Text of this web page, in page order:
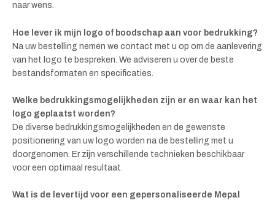
naar wens.
Hoe lever ik mijn logo of boodschap aan voor bedrukking?
Na uw bestelling nemen we contact met u op om de aanlevering
van het logo te bespreken. We adviseren u over de beste
bestandsformaten en specificaties.
Welke bedrukkingsmogelijkheden zijn er en waar kan het
logo geplaatst worden?
De diverse bedrukkingsmogelijkheden en de gewenste
positionering van uw logo worden na de bestelling met u
doorgenomen. Er zijn verschillende technieken beschikbaar
voor een optimaal resultaat.
Wat is de levertijd voor een gepersonaliseerde Mepal